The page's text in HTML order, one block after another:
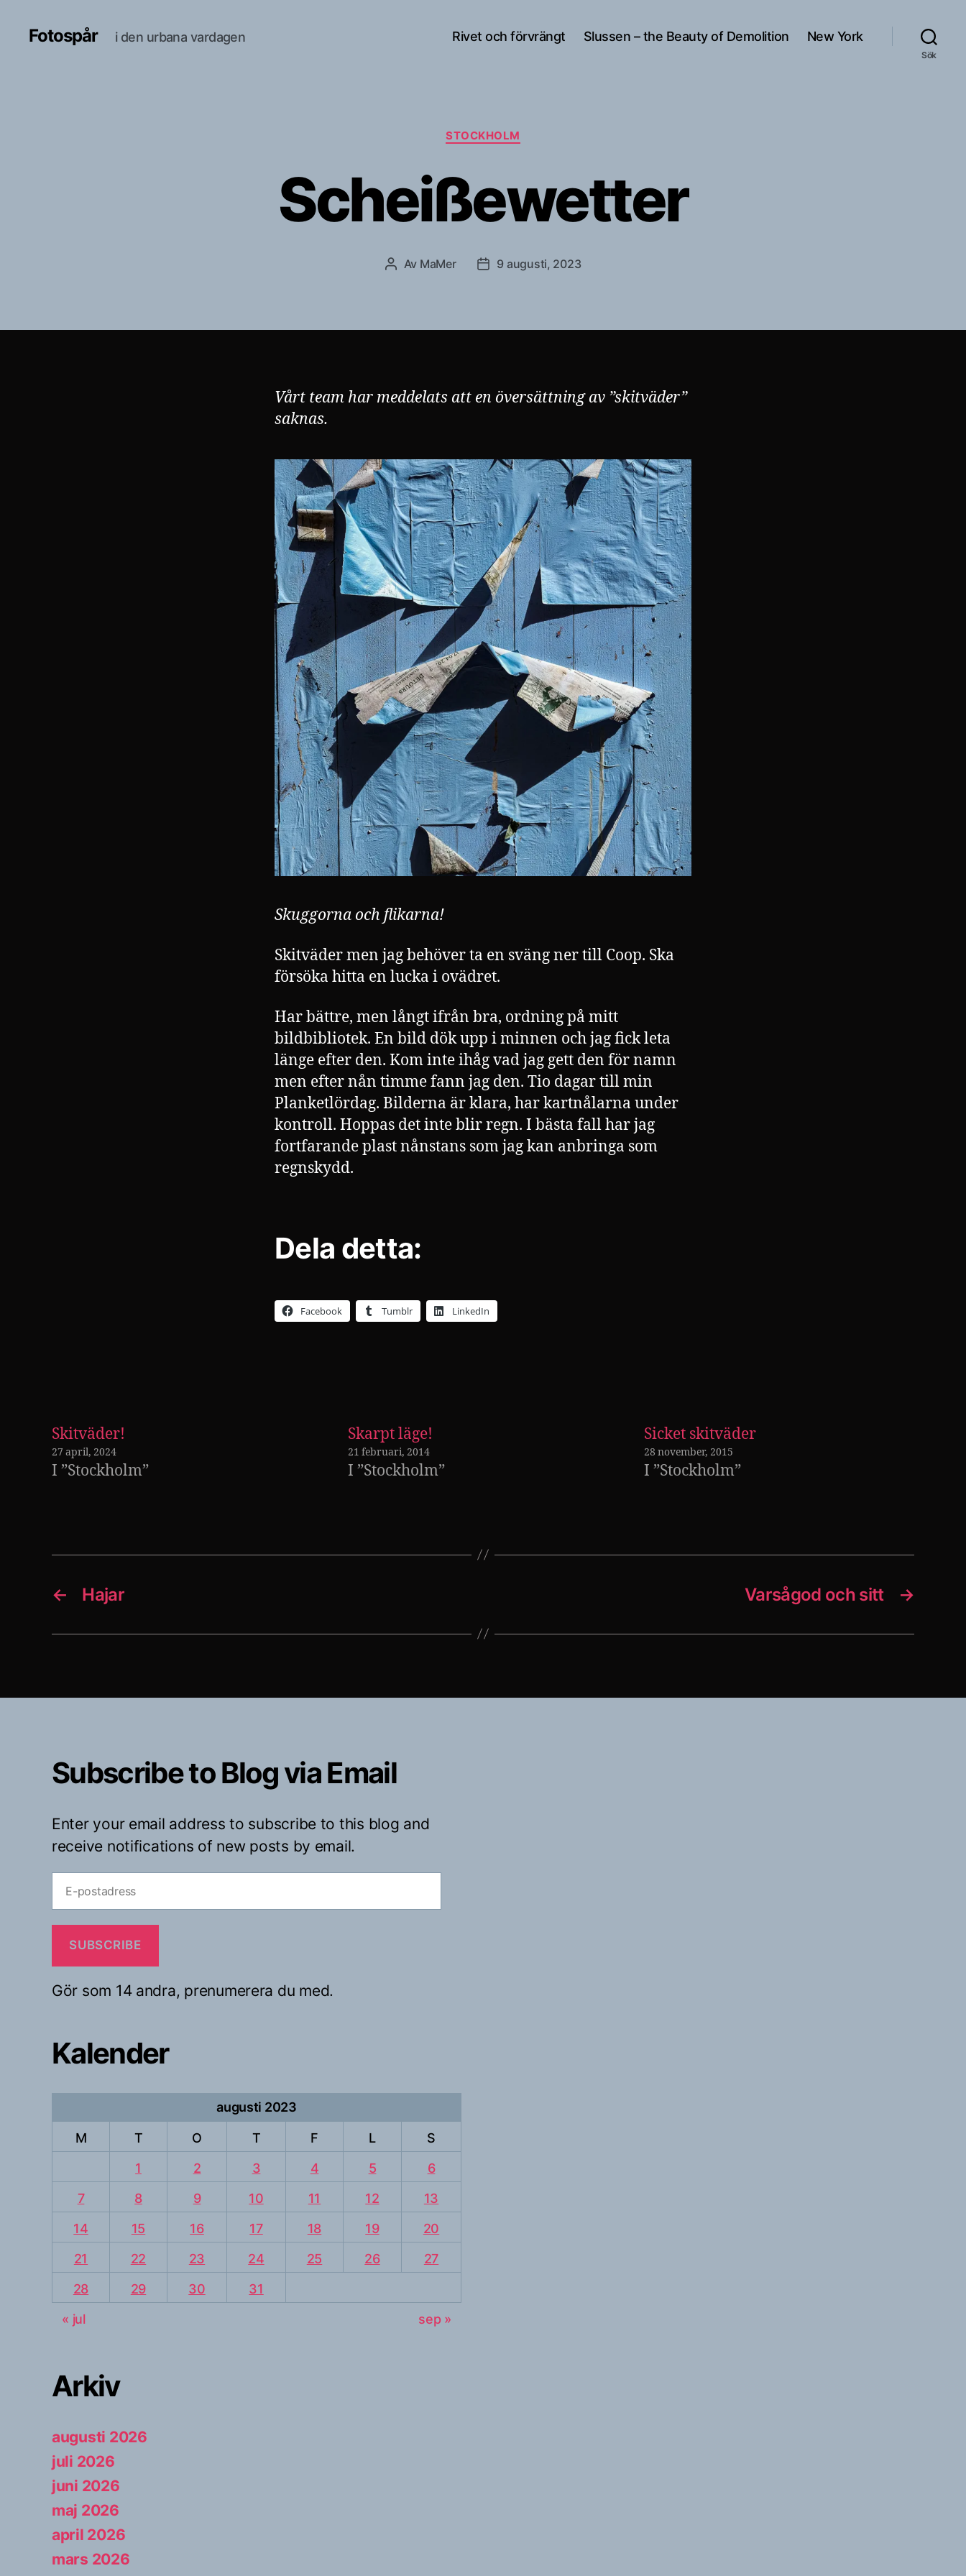
Fotospår i den urbana vardagen Rivet och förvrängt Slussen – the Beauty of Demolition New York
Sök
Kategorier
STOCKHOLM
Scheißewetter
Inläggsförfattare
Av MaMer Inläggsdatum
9 augusti, 2023
Vårt team har meddelats att en översättning av ”skitväder”
saknas.
Skuggorna och flikarna!
Skitväder men jag behöver ta en sväng ner till Coop. Ska
försöka hitta en lucka i ovädret.
Har bättre, men långt ifrån bra, ordning på mitt
bildbibliotek. En bild dök upp i minnen och jag fick leta
länge efter den. Kom inte ihåg vad jag gett den för namn
men efter nån timme fann jag den. Tio dagar till min
Planketlördag. Bilderna är klara, har kartnålarna under
kontroll. Hoppas det inte blir regn. I bästa fall har jag
fortfarande plast nånstans som jag kan anbringa som
regnskydd.
Dela detta:
Facebook Tumblr LinkedIn
Skitväder!
27 april, 2024
I ”Stockholm”
Skarpt läge!
21 februari, 2014
I ”Stockholm”
Sicket skitväder
28 november, 2015
I ”Stockholm”
← Hajar →
Varsågod och sitt
Subscribe to Blog via Email
Enter your email address to subscribe to this blog and
receive notifications of new posts by email.
postadress
SUBSCRIBE
Gör som 14 andra, prenumerera du med.
Kalender
augusti 2023
M T O T F L
S
1
2 3 4 5
6
7
8 9 10 11 12
13
14
15 16 17 18 19
20
21
22 23 24 25 26
27
28
29 30
31
« jul
sep »
Arkiv
augusti 2026
juli 2026
juni 2026
maj 2026
april 2026
mars 2026